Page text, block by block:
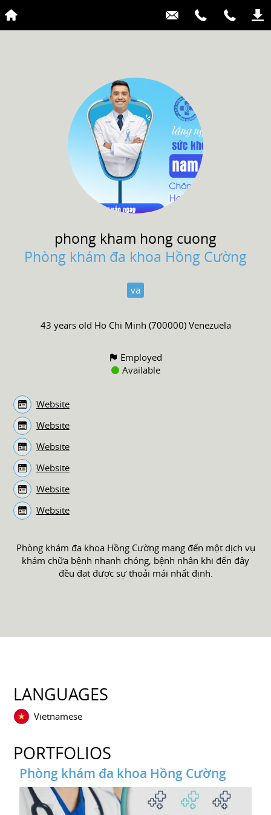
phong kham hong cuong
Phòng khám đa khoa Hồng Cường
va
43 years old Ho Chi Minh (700000) Venezuela
Employed
Available
Website
Website
Website
Website
Website
Website
Phòng khám đa khoa Hồng Cường mang đến một dịch vụ
khám chữa bệnh nhanh chóng, bệnh nhân khi đến đây
đều đạt được sự thoải mái nhất định.
LANGUAGES
Vietnamese
PORTFOLIOS
Phòng khám đa khoa Hồng Cường